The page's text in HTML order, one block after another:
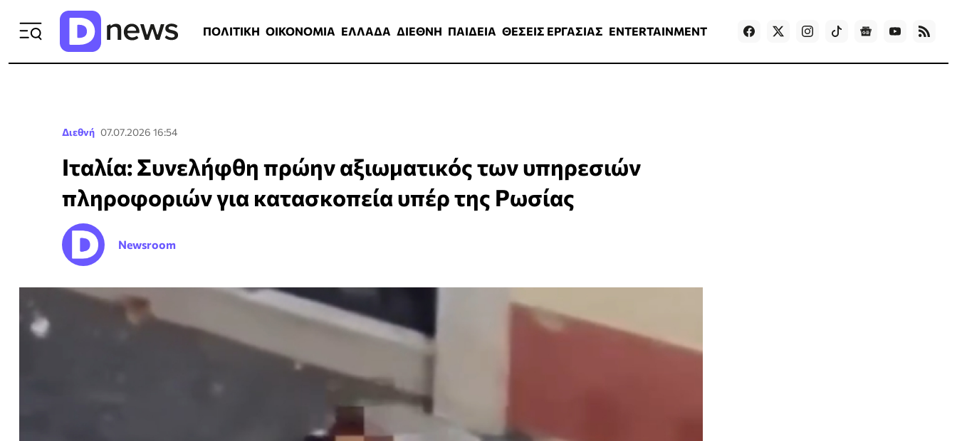
ΠΟΛΙΤΙΚΗ ΟΙΚΟΝΟΜΙΑ ΕΛΛΑΔΑ ΔΙΕΘΝΗ ΠΑΙΔΕΙΑ ΘΕΣΕΙΣ ΕΡΓΑΣΙΑΣ ENTERTAINMENT Games
Διεθνή 07.07.2026 16:54
Ιταλία: Συνελήφθη πρώην αξιωματικός των υπηρεσιών
πληροφοριών για κατασκοπεία υπέρ της Ρωσίας
Newsroom